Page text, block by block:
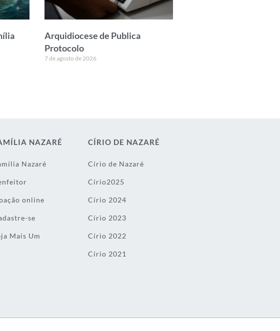
Arquidiocese de Publica
Protocolo
7 de agosto de 2026
NAZARÉ
Nazaré
online
se
Mais Um
CÍRIO DE NAZARÉ
Círio de Nazaré
Círio2025
Círio 2024
Círio 2023
Círio 2022
Círio 2021